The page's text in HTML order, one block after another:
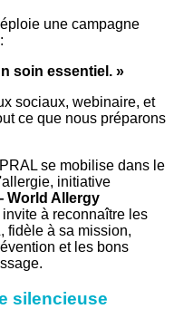
une campagne
soin essentiel. »
sociaux, webinaire, et
ce que nous préparons
se mobilise dans le
initiative
World Allergy
à reconnaître les
fidèle à sa mission,
et les bons
silencieuse